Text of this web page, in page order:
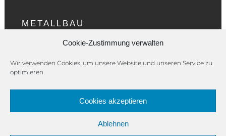
Cookie-Zustimmung verwalten
Wir verwenden Cookies, um unsere Website und unseren Service zu
optimieren.
Cookies akzeptieren
Ablehnen
METALLBAU
ÜBER UNS
REFERENZEN
KONTAKT